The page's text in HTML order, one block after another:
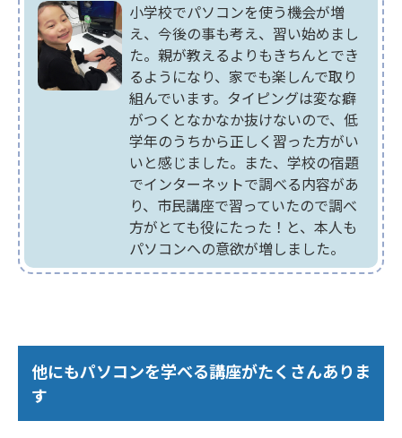
小学校でパソコンを使う機会が増
え、今後の事も考え、習い始めまし
た。親が教えるよりもきちんとでき
るようになり、家でも楽しんで取り
組んでいます。タイピングは変な癖
がつくとなかなか抜けないので、低
学年のうちから正しく習った方がい
いと感じました。また、学校の宿題
でインターネットで調べる内容があ
り、市民講座で習っていたので調べ
方がとても役にたった！と、本人も
パソコンへの意欲が増しました。
他にもパソコンを学べる講座がたくさんありま
す